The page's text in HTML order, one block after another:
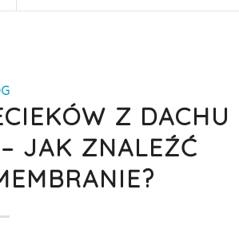
Z DACHU
JAK ZNALEŹĆ